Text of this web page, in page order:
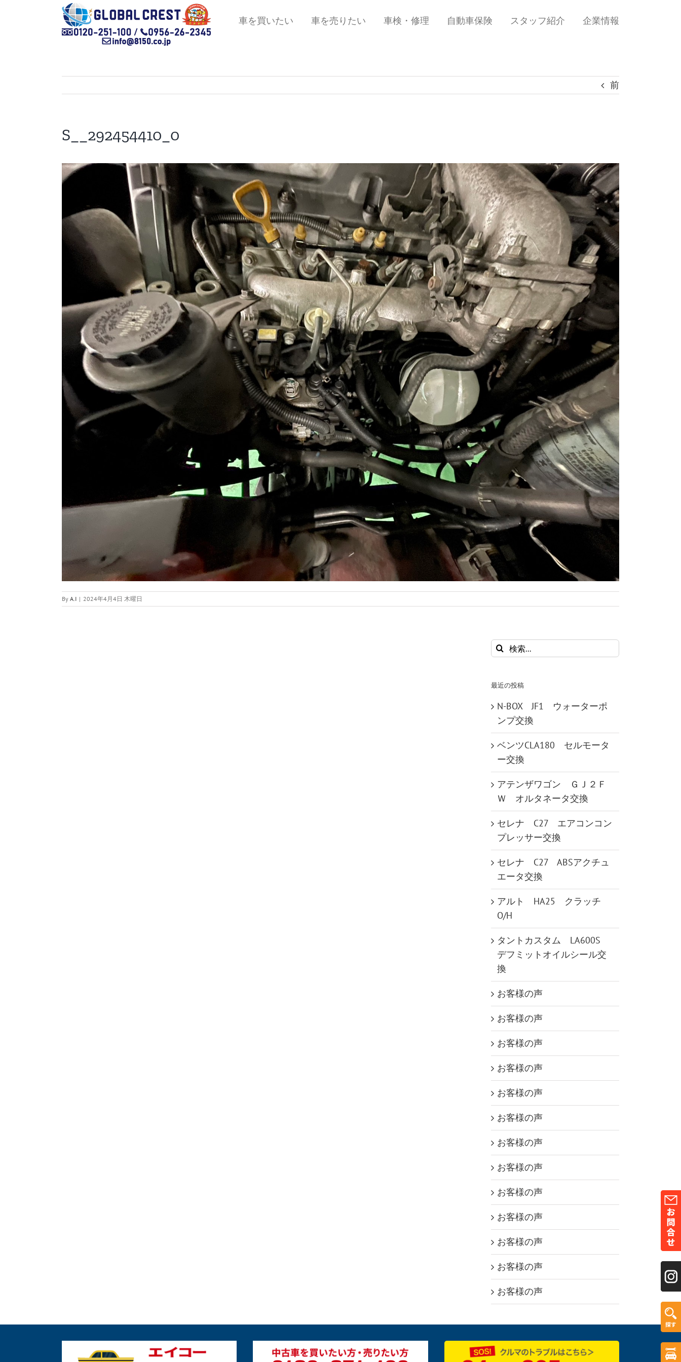
車を買いたい 車を売りたい 車検・修理 自動車保険 スタッフ紹介 企業情報
前
S__292454410_0
By A.I | 2024年4月4日 木曜日
検
索
最近の投稿
N-BOX JF1 ウォーターポ
ンプ交換
ベンツCLA180 セルモータ
ー交換
アテンザワゴン ＧＪ２Ｆ
Ｗ オルタネータ交換
セレナ C27 エアコンコン
プレッサー交換
セレナ C27 ABSアクチュ
エータ交換
アルト HA25 クラッチ
O/H
タントカスタム LA600S
デフミットオイルシール交
換
お客様の声
お客様の声
お客様の声
お客様の声
お客様の声
お客様の声
お客様の声
お客様の声
お客様の声
お客様の声
お客様の声
お客様の声
お客様の声